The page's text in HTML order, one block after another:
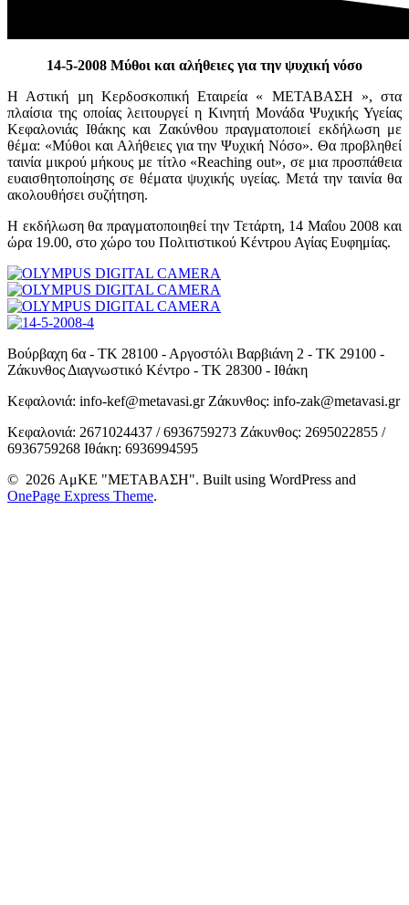
14-5-2008 Μύθοι και αλήθειες για την ψυχική νόσο
Η Αστική µη Κερδοσκοπική Εταιρεία « ΜΕΤΑΒΑΣΗ », στα
πλαίσια της οποίας λειτουργεί η Κινητή Μονάδα Ψυχικής Υγείας
Κεφαλονιάς Ιθάκης και Ζακύνθου πραγματοποιεί εκδήλωση με
θέμα: «Μύθοι και Αλήθειες για την Ψυχική Νόσο». Θα προβληθεί
ταινία μικρού μήκους µε τίτλο «Reaching out», σε μια προσπάθεια
ευαισθητοποίησης σε θέματα ψυχικής υγείας. Μετά την ταινία θα
ακολουθήσει συζήτηση.
Η εκδήλωση θα πραγματοποιηθεί την Τετάρτη, 14 Μαΐου 2008 και
ώρα 19.00, στο χώρο του Πολιτιστικού Κέντρου Αγίας Ευφημίας.
Βούρβαχη 6α - ΤΚ 28100 - Αργοστόλι Βαρβιάνη 2 - ΤΚ 29100 -
Ζάκυνθος Διαγνωστικό Κέντρο - ΤΚ 28300 - Ιθάκη
Κεφαλονιά: info-kef@metavasi.gr Ζάκυνθος: info-zak@metavasi.gr
Κεφαλονιά: 2671024437 / 6936759273 Ζάκυνθος: 2695022855 /
6936759268 Ιθάκη: 6936994595
© 2026 ΑμΚΕ "ΜΕΤΑΒΑΣΗ". Built using WordPress and
OnePage Express Theme.